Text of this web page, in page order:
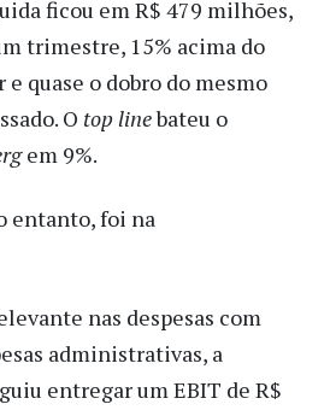
ficou em R$ 479 milhões,
trimestre, 15% acima do
quase o dobro do mesmo
O top linebateu o
em 9%.
entanto, foi na
nas despesas com
administrativas, a
entregar um EBIT de R$